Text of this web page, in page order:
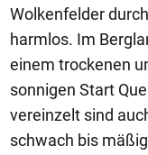
Wolkenfelder
harmlos. Im
einem trockenen
sonnigen Start
vereinzelt sind
schwach bis